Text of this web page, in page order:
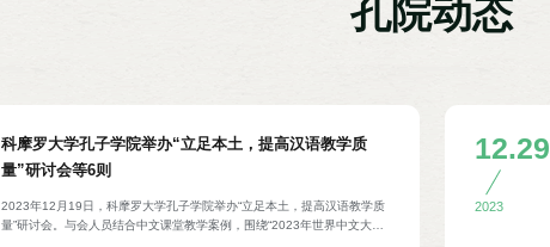
孔院动态
科摩罗大学孔子学院举办“立足本土，提高汉语教学质
量”研讨会等6则
2023年12月19日，科摩罗大学孔子学院举办“立足本土，提高汉语教学质
量”研讨会。与会人员结合中文课堂教学案例，围绕“2023年世界中文大会”
12.29
2023